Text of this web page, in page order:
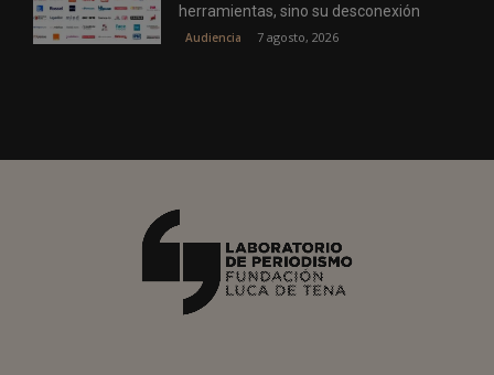
herramientas, sino su desconexión
Audiencia 7 agosto, 2026